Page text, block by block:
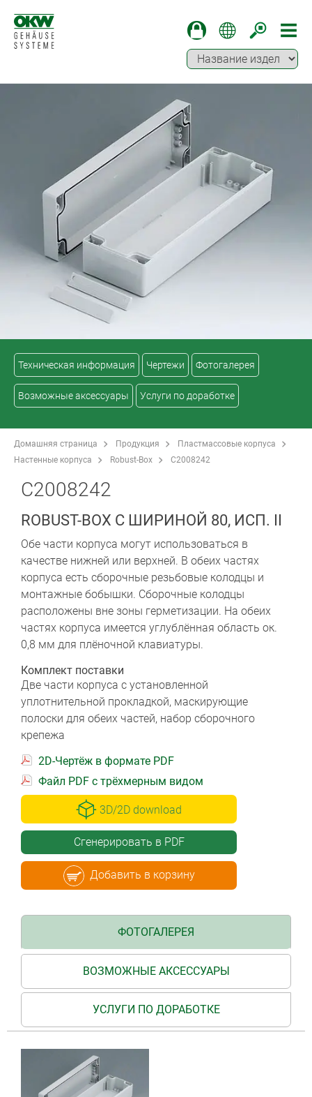
Техническая информация Чертежи Фотогалерея
Возможные аксессуары Услуги по доработке
Домашняя страница Продукция
Пластмассовые корпуса
Настенные корпуса
Robust-Box C2008242
C2008242
ROBUST-BOX С ШИРИНОЙ 80, ИСП. II
Обе части корпуса могут использоваться в
качестве нижней или верхней. В обеих частях
корпуса есть сборочные резьбовые колодцы и
монтажные бобышки. Сборочные колодцы
расположены вне зоны герметизации. На обеих
частях корпуса имеется углублённая область ок.
0,8 мм для плёночной клавиатуры.
Комплект поставки
Две части корпуса с установленной
уплотнительной прокладкой, маскирующие
полоски для обеих частей, набор сборочного
крепежа
2D-Чертёж в формате PDF
Файл PDF с трёхмерным видом
3D/2D download
Сгенерировать в PDF
Добавить в корзину
ФОТОГАЛЕРЕЯ
ВОЗМОЖНЫЕ АКСЕССУАРЫ
УСЛУГИ ПО ДОРАБОТКЕ